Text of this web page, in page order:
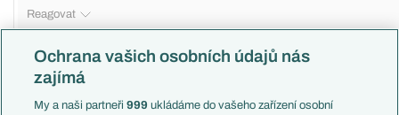
Reagovat
Pride 25.12.2018 13:00
Frank Underwood nic?
Reagovat
Ochrana vašich osobních údajů nás
zajímá
My a naši partneři999 ukládáme do vašeho zařízení osobní